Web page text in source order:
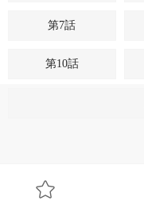
第7話
第10話
第19話